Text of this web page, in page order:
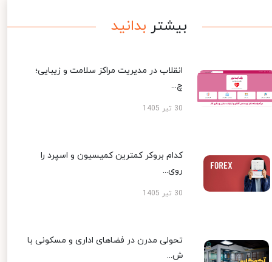
بیشتر بدانید
انقلاب در مدیریت مراکز سلامت و زیبایی؛
چ...
30 تیر 1405
کدام بروکر کمترین کمیسیون و اسپرد را
روی...
30 تیر 1405
تحولی مدرن در فضاهای اداری و مسکونی با
ش...